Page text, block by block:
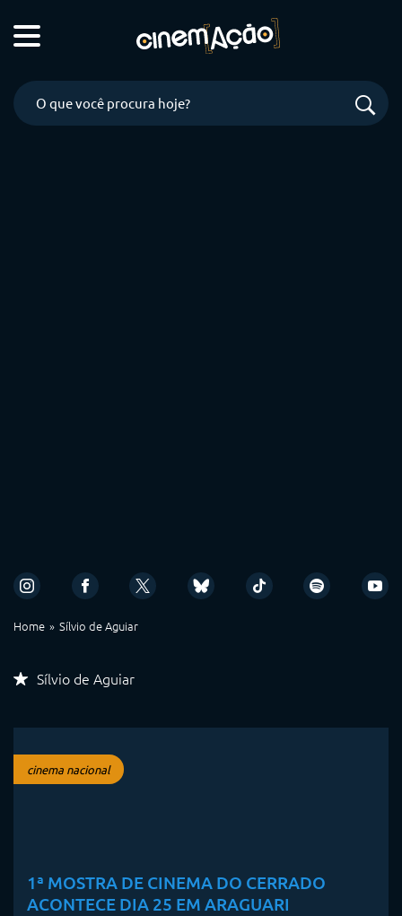
Home Sílvio de Aguiar
Sílvio de Aguiar
cinema nacional
1ª MOSTRA DE CINEMA DO CERRADO
ACONTECE DIA 25 EM ARAGUARI